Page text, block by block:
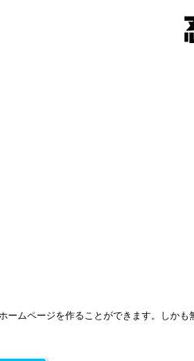
ムページを作ることができます。しかも